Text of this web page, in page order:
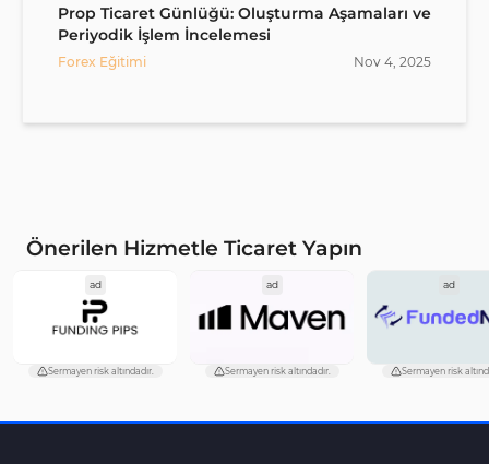
Prop Ticaret Günlüğü: Oluşturma Aşamaları ve
Periyodik İşlem İncelemesi
Forex Eğitimi Nov 4, 2025
Önerilen Hizmetle Ticaret Yapın
ad
Sermayen risk altındadır.
ad
Sermayen risk altındadır.
ad
Sermayen risk